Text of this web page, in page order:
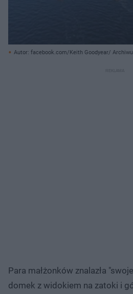
Autor: facebook.com/Keith Goodyear/
Para małżonków znalazła
domek z widokiem na zatoki i